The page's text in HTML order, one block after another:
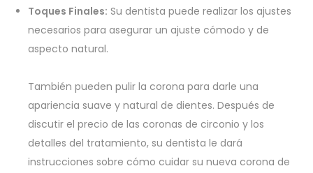
Toques Finales: Su dentista puede realizar los ajustes
necesarios para asegurar un ajuste cómodo y de
aspecto natural.
También pueden pulir la corona para darle una
apariencia suave y natural de dientes. Después de
discutir el precio de las coronas de circonio y los
detalles del tratamiento, su dentista le dará
instrucciones sobre cómo cuidar su nueva corona de